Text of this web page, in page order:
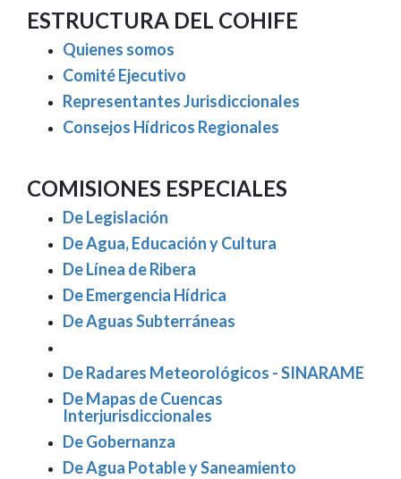
ESTRUCTURA DEL COHIFE
Quienes somos
Comité Ejecutivo
Representantes Jurisdiccionales
Consejos Hídricos Regionales
COMISIONES ESPECIALES
De Legislación
De Agua, Educación y Cultura
De Línea de Ribera
De Emergencia Hídrica
De Aguas Subterráneas
De Radares Meteorológicos - SINARAME
De Mapas de Cuencas
Interjurisdiccionales
De Gobernanza
De Agua Potable y Saneamiento